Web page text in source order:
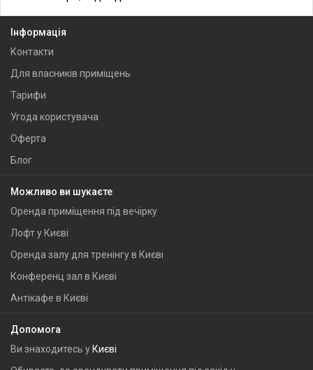
Інформація
Контакти
Для власників приміщень
Тарифи
Угода користувача
Оферта
Блог
Можливо ви шукаєте
Оренда приміщення під вечірку
Лофт у Києві
Оренда залу для тренінгу в Києві
Конференц зал в Києві
Антікафе в Києві
Допомога
Ви знаходитесь у Києві